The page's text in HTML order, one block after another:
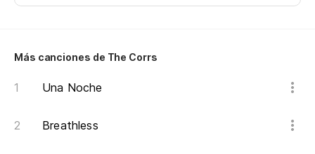
Más canciones de The Corrs
Una Noche
Breathless